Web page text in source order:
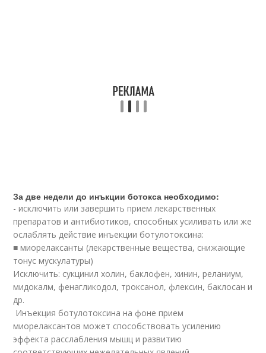
За две недели до инъкции ботокса необходимо:
- исключить или завершить прием лекарственных
препаратов и антибиотиков, способных усиливать или же
ослаблять действие инъекции ботулотоксина:
■ миорелаксанты (лекарственные вещества, снижающие
тонус мускулатуры)
Исключить: сукцинил холин, баклофен, хинин, реланиум,
мидокалм, фенагликодол, троксанол, флексин, баклосан и
др.
Инъекция ботулотоксина на фоне прием
миорелаксантов может способствовать усилению
эффекта расслабления мышц и развитию